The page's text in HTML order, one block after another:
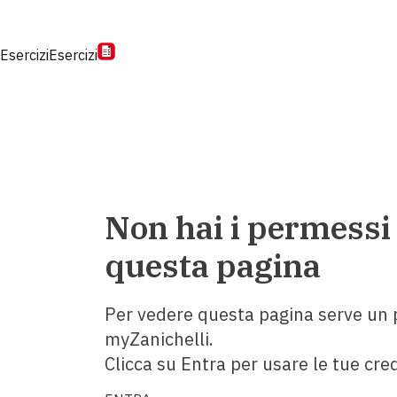
EserciziEsercizi
Non hai i
questa pagina
Per vedere questa pagina serve un
myZanichelli.
Clicca su Entra per usare le tue